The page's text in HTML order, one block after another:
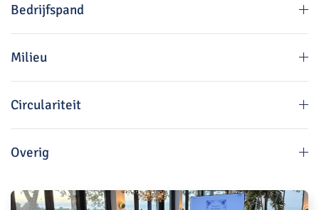
Bedrijfspand
Milieu
Circulariteit
Overig